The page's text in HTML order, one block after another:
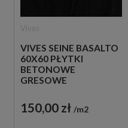
VIVES SEINE BASALTO
60X60 PŁYTKI
BETONOWE
GRESOWE
150,00 zł m2